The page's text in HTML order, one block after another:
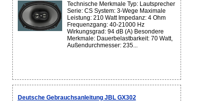
Technische Merkmale Typ: Lautsprecher
Serie: CS System: 3-Wege Maximale
Leistung: 210 Watt Impedanz: 4 Ohm
Frequenzgang: 40-21000 Hz
Wirkungsgrad: 94 dB (A) Besondere
Merkmale: Dauerbelastbarkeit: 70 Watt,
Außendurchmesser: 235...
Deutsche Gebrauchsanleitung JBL GX302